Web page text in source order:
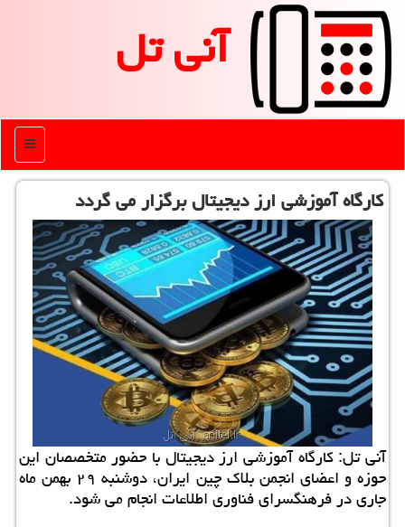
آنی تل
منو
كارگاه آموزشی ارز دیجیتال برگزار می گردد
آنی تل: كارگاه آموزشی ارز دیجیتال با حضور متخصصان این
حوزه و اعضای انجمن بلاك چین ایران، دوشنبه ۲۹ بهمن ماه
جاری در فرهنگسرای فناوری اطلاعات انجام می شود.